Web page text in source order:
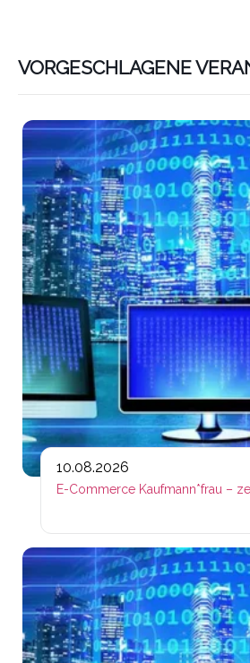
VORGESCHLAGENE
10.08.2026
E-Commerce Kaufmann*frau –